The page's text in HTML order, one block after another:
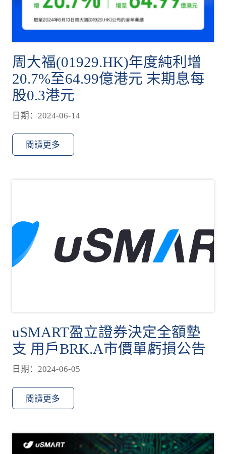
周大福(01929.HK)年度純利增
20.7%至64.99億港元 末期息每
股0.3港元
日期：2024-06-14
閱讀更多
uSMART盈立證券決定全額墊
支 用戶BRK.A市價單虧損公告
日期：2024-06-05
閱讀更多